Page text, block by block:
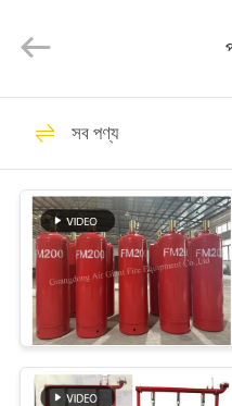
পণ্য
ভিআর
আমাদের
Equipment
Rights
fm200
সিস্টেম
Novec
সব পণ্য